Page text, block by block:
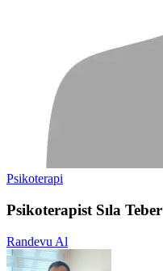
Psikoterapi
Psikoterapist Sıla Teber
Randevu Al